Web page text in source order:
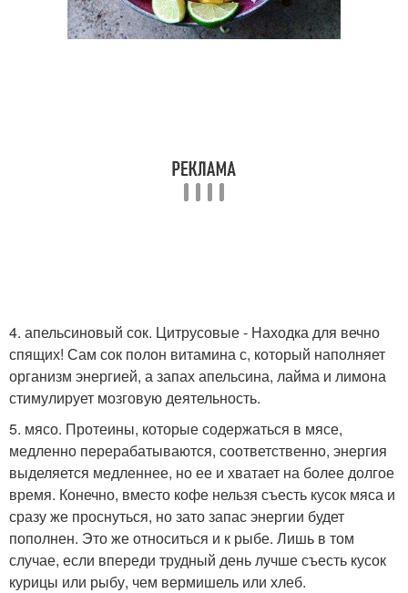
4. апельсиновый сок. Цитрусовые - Находка для вечно
спящих! Сам сок полон витамина с, который наполняет
организм энергией, а запах апельсина, лайма и лимона
стимулирует мозговую деятельность.
5. мясо. Протеины, которые содержаться в мясе,
медленно перерабатываются, соответственно, энергия
выделяется медленнее, но ее и хватает на более долгое
время. Конечно, вместо кофе нельзя съесть кусок мяса и
сразу же проснуться, но зато запас энергии будет
пополнен. Это же относиться и к рыбе. Лишь в том
случае, если впереди трудный день лучше съесть кусок
курицы или рыбу, чем вермишель или хлеб.